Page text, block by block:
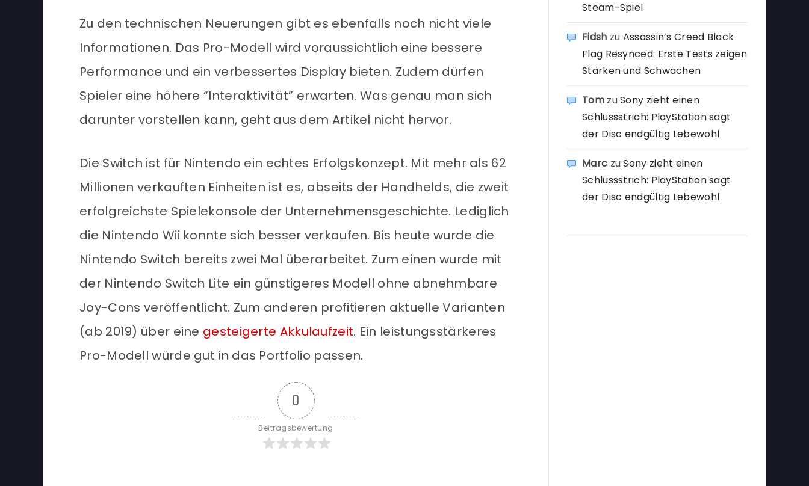
Zu den technischen Neuerungen gibt es ebenfalls noch nicht viele
Informationen. Das Pro-Modell wird voraussichtlich eine bessere
Performance und ein verbessertes Display bieten. Zudem dürfen
Spieler eine höhere “In­ter­ak­ti­vi­tät” erwarten. Was genau man sich
darunter vorstellen kann, geht aus dem Artikel nicht hervor.
Die Switch ist für Nintendo ein echtes Erfolgskonzept. Mit mehr als 62
Millionen verkauften Einheiten ist es, abseits der Handhelds, die zweit
erfolgreichste Spielekonsole der Unternehmensgeschichte. Lediglich
die Nintendo Wii konnte sich besser verkaufen. Bis heute wurde die
Nintendo Switch bereits zwei Mal überarbeitet. Zum einen wurde mit
der Nintendo Switch Lite ein günstigeres Modell ohne abnehmbare
Joy-Cons veröffentlicht. Zum anderen profitieren aktuelle Varianten
(ab 2019) über eine gesteigerte Akkulaufzeit. Ein leistungsstärkeres
Pro-Modell würde gut in das Portfolio passen.
0
Beitragsbewertung
Steam-Spiel
Fidsh zu Assassin’s Creed Black
Flag Resynced: Erste Tests zeigen
Stärken und Schwächen
TomzuSony zieht einen
Schlussstrich: PlayStation sagt
der Disc endgültig Lebewohl
Marc zuSony zieht einen
Schlussstrich: PlayStation sagt
der Disc endgültig Lebewohl